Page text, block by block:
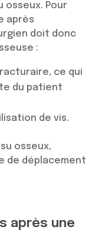
osseux. Pour
après
doit donc
:
ce qui
du patient
de vis.
osseux,
de déplacement
après une